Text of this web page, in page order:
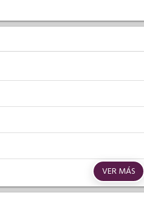
VER MÁS